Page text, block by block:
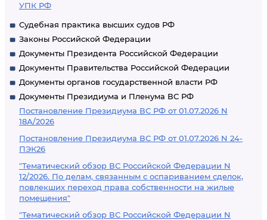
УПК РФ
Судебная практика высших судов РФ
Законы Российской Федерации
Документы Президента Российской Федерации
Документы Правительства Российской Федерации
Документы органов государственной власти РФ
Документы Президиума и Пленума ВС РФ
Постановление Президиума ВС РФ от 01.07.2026 N
18А/2026
Постановление Президиума ВС РФ от 01.07.2026 N 24-
ПЭК26
"Тематический обзор ВС Российской Федерации N
12/2026. По делам, связанным с оспариванием сделок,
повлекших переход права собственности на жилые
помещения"
"Тематический обзор ВС Российской Федерации N